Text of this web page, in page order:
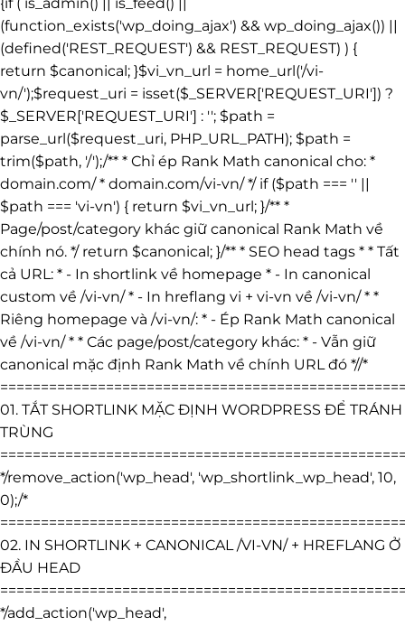
(function_exists('wp_doing_ajax') && wp_doing_ajax()) ||
(defined('REST_REQUEST') && REST_REQUEST) ) {
return $canonical; }$vi_vn_url = home_url('/vi-
vn/');$request_uri = isset($_SERVER['REQUEST_URI']) ?
$_SERVER['REQUEST_URI'] : ''; $path =
parse_url($request_uri, PHP_URL_PATH); $path =
trim($path, '/');/** * Chỉ ép Rank Math canonical cho: *
domain.com/ * domain.com/vi-vn/ */ if ($path === '' ||
$path === 'vi-vn') { return $vi_vn_url; }/** *
Page/post/category khác giữ canonical Rank Math về
chính nó. */ return $canonical; }/** * SEO head tags * * Tất
cả URL: * - In shortlink về homepage * - In canonical
custom về /vi-vn/ * - In hreflang vi + vi-vn về /vi-vn/ * *
Riêng homepage và /vi-vn/: * - Ép Rank Math canonical
về /vi-vn/ * * Các page/post/category khác: * - Vẫn giữ
canonical mặc định Rank Math về chính URL đó *//*
01. TẮT SHORTLINK MẶC ĐỊNH WORDPRESS ĐỂ TRÁNH
TRÙNG
*/remove_action('wp_head', 'wp_shortlink_wp_head', 10,
0);/*
02. IN SHORTLINK + CANONICAL /VI-VN/ + HREFLANG Ở
ĐẦU HEAD
*/add_action('wp_head',